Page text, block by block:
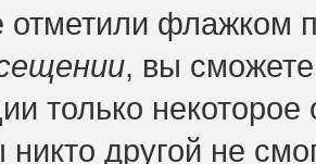
отметили флажком
, вы
только
никто другой не